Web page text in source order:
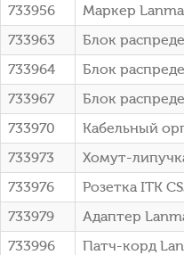
733956
Маркер
733963
Блок
733964
Блок
733967
Блок
733970
Кабельный
733973
Хомут-
733976
Розетка ITK
733979
Адаптер
733996
Патч-корд